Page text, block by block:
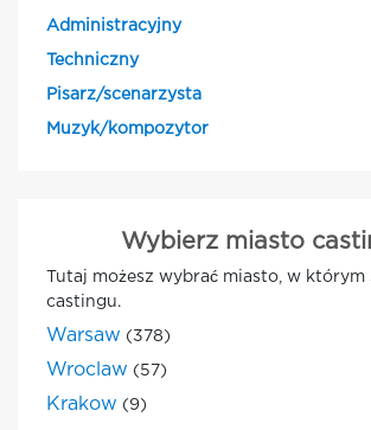
Administracyjny
Techniczny
Pisarz/scenarzysta
Muzyk/kompozytor
Wybierz miasto
Tutaj możesz wybrać miasto, w którym
castingu.
Warsaw (378)
Wroclaw (57)
Krakow (9)